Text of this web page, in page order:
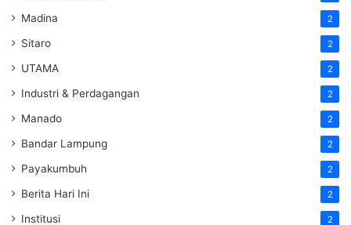
Madina 2
Sitaro 2
UTAMA 2
Industri & Perdagangan 2
Manado 2
Bandar Lampung 2
Payakumbuh 2
Berita Hari Ini 2
Institusi 2